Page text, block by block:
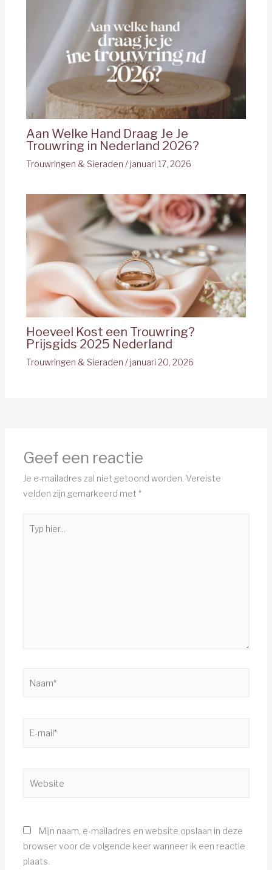
Aan Welke Hand Draag Je Je
Trouwring in Nederland 2026?
Trouwringen & Sieraden / januari 17, 2026
Hoeveel Kost een Trouwring?
Prijsgids 2025 Nederland
Trouwringen & Sieraden / januari 20, 2026
Geef een reactie
Je e-mailadres zal niet getoond worden. Vereiste
velden zijn gemarkeerd met *
hier...
Mijn naam, e-mailadres en website opslaan in deze
browser voor de volgende keer wanneer ik een reactie
plaats.